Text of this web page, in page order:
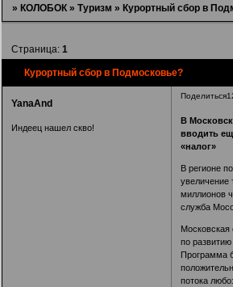
»КОЛОБОК »Туризм »Курортный сбор в
Курортный сбор в Подмосковье?
Страница:1
Поделиться
YanaAnd
Индеец нашел скво!
В
вводить
«налог»
В регионе
увеличение
миллионов
служба
Московская
по развитию
Программа
потока